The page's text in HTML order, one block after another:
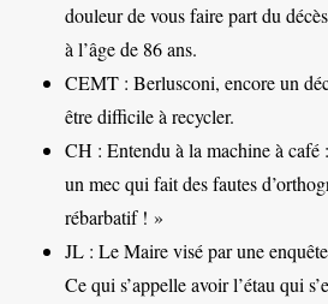
douleur de vous faire part du
à l’âge de 86 ans.
CEMT : Berlusconi, encore un
être difficile à recycler.
CH : Entendu à la machine à café
un mec qui fait des fautes
rébarbatif ! »
JL : Le Maire visé par une
Ce qui s’appelle avoir l’étau qui